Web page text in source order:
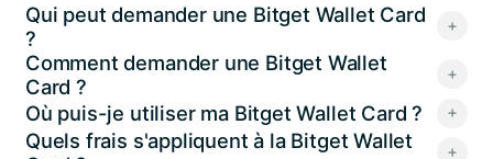
Qui peut demander une Bitget Wallet Card
?
Comment demander une Bitget Wallet
Card ?
Où puis-je utiliser ma Bitget Wallet Card ?
Quels frais s'appliquent à la Bitget Wallet